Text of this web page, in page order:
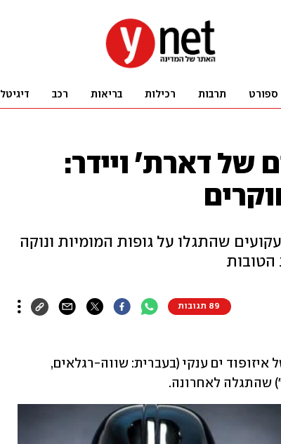
ספורט תרבות רכילות בריאות רכב דיגיטל
של דארת' ויידר:
שהתגלו על גופות המומיות ונוקה
הטובות
89 תגובות
שהתגלה לאחרונה.